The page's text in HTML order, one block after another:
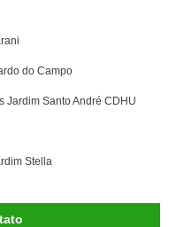
do Campo
Jardim Santo André CDHU
Stella